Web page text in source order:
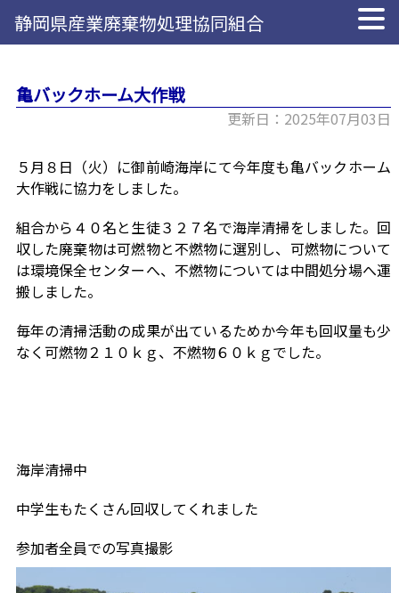
亀バックホーム大作戦
更新日：2025年07月03日
５月８日（火）に御前崎海岸にて今年度も亀バックホーム
大作戦に協力をしました。
組合から４０名と生徒３２７名で海岸清掃をしました。回
収した廃棄物は可燃物と不燃物に選別し、可燃物について
は環境保全センターへ、不燃物については中間処分場へ運
搬しました。
毎年の清掃活動の成果が出ているためか今年も回収量も少
なく可燃物２１０ｋｇ、不燃物６０ｋｇでした。
海岸清掃中
中学生もたくさん回収してくれました
参加者全員での写真撮影
静岡県産業廃棄物処理協同組合